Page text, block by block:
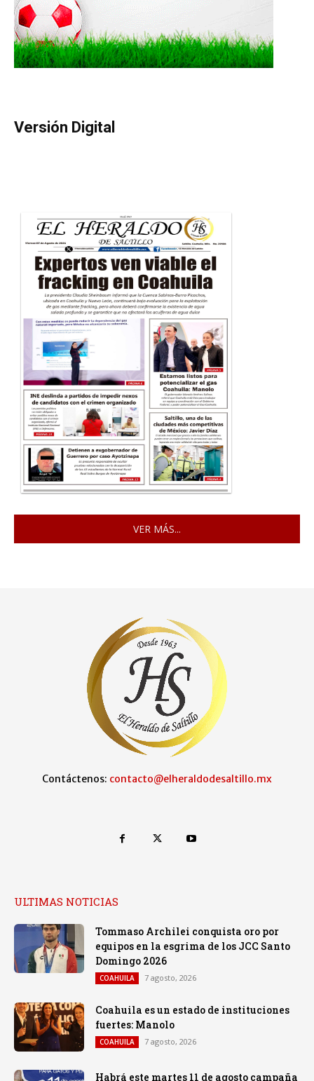
Versión Digital
VER MÁS...
Contáctenos: contacto@elheraldodesaltillo.mx
ULTIMAS NOTICIAS
Tommaso Archilei conquista oro por
equipos en la esgrima de los JCC Santo
Domingo 2026
COAHUILA 7 agosto, 2026
Coahuila es un estado de instituciones
fuertes: Manolo
COAHUILA 7 agosto, 2026
Habrá este martes 11 de agosto campaña